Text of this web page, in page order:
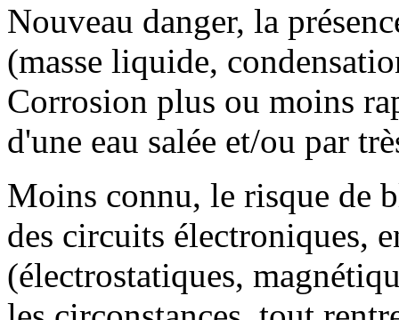
Nouveau danger, la
(masse liquide,
Corrosion plus ou moins
d'une eau salée et/ou par
Moins connu, le risque de
des circuits électroniques,
(électrostatiques,